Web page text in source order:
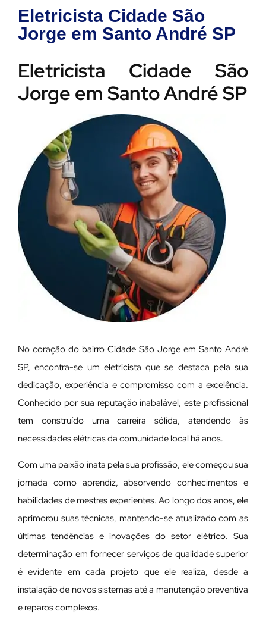
Eletricista Cidade São
Jorge em Santo André SP
Eletricista Cidade São
Jorge em Santo André SP
No coração do bairro Cidade São Jorge em Santo André
SP, encontra-se um eletricista que se destaca pela sua
dedicação, experiência e compromisso com a excelência.
Conhecido por sua reputação inabalável, este profissional
tem construído uma carreira sólida, atendendo às
necessidades elétricas da comunidade local há anos.
Com uma paixão inata pela sua profissão, ele começou sua
jornada como aprendiz, absorvendo conhecimentos e
habilidades de mestres experientes. Ao longo dos anos, ele
aprimorou suas técnicas, mantendo-se atualizado com as
últimas tendências e inovações do setor elétrico. Sua
determinação em fornecer serviços de qualidade superior
é evidente em cada projeto que ele realiza, desde a
instalação de novos sistemas até a manutenção preventiva
e reparos complexos.